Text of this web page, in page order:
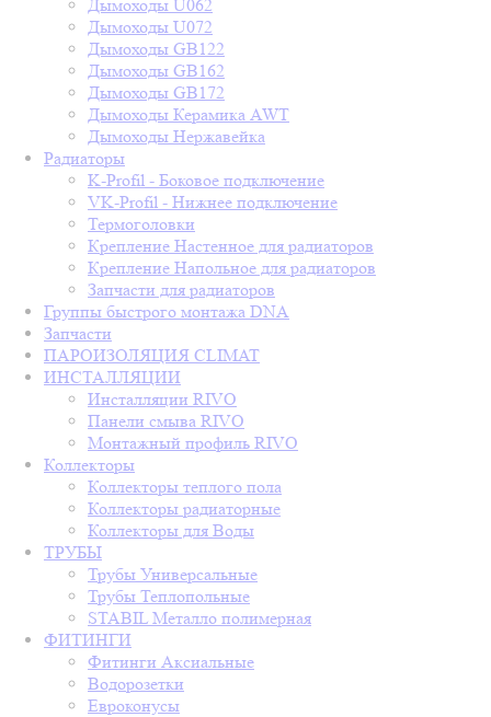
Дымоходы U062
Дымоходы U072
Дымоходы GB122
Дымоходы GB162
Дымоходы GB172
Дымоходы Керамика AWT
Дымоходы Нержавейка
Радиаторы
K-Profil - Боковое подключение
VK-Profil - Нижнее подключение
Термоголовки
Крепление Настенное для радиаторов
Крепление Напольное для радиаторов
Запчасти для радиаторов
Группы быстрого монтажа DNA
Запчасти
ПАРОИЗОЛЯЦИЯ CLIMAT
ИНСТАЛЛЯЦИИ
Инсталляции RIVO
Панели смыва RIVO
Монтажный профиль RIVO
Коллекторы
Коллекторы теплого пола
Коллекторы радиаторные
Коллекторы для Воды
ТРУБЫ
Трубы Универсальные
Трубы Теплопольные
STABIL Металло полимерная
ФИТИНГИ
Фитинги Аксиальные
Водорозетки
Евроконусы